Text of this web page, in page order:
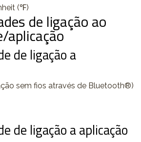
(℉)
de ligação ao
aplicação
de ligação a
sem fios através de Bluetooth®)
de ligação a aplicação